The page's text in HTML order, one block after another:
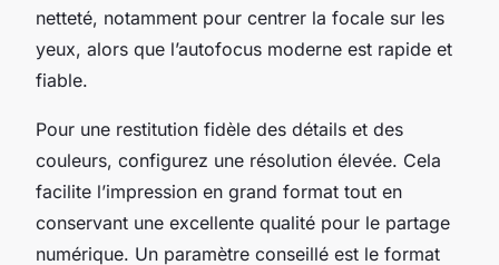
netteté, notamment pour centrer la focale sur les
yeux, alors que l’autofocus moderne est rapide et
fiable.
Pour une restitution fidèle des détails et des
couleurs, configurez une résolution élevée. Cela
facilite l’impression en grand format tout en
conservant une excellente qualité pour le partage
numérique. Un paramètre conseillé est le format